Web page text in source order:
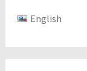
English